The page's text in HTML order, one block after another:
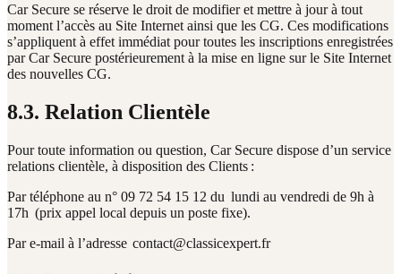
Car Secure se réserve le droit de modifier et mettre à jour à tout
moment l’accès au Site Internet ainsi que les CG. Ces modifications
s’appliquent à effet immédiat pour toutes les inscriptions enregistrées
par Car Secure postérieurement à la mise en ligne sur le Site Internet
des nouvelles CG.
8.3. Relation Clientèle
Pour toute information ou question, Car Secure dispose d’un service
relations clientèle, à disposition des Clients :
Par téléphone au n° 09 72 54 15 12 du lundi au vendredi de 9h à
17h (prix appel local depuis un poste fixe).
Par e-mail à l’adresse contact@classicexpert.fr